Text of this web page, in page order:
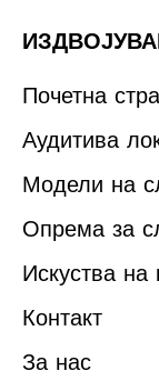
Почетна
Аудитива
Модели на
Опрема за
Искуства на
Контакт
За нас